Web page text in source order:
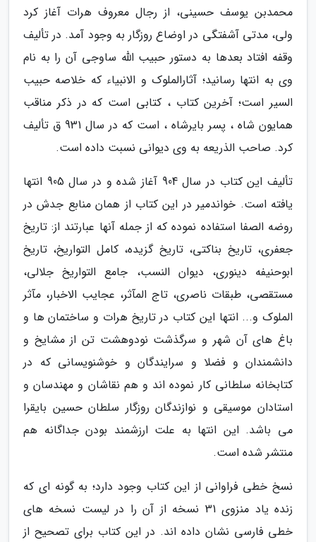
محمدبن یوسف حسینی، از رجال معروف هرات آغاز کرد
ولی، مدتی آشفتگی در اوضاع روزگار به وجود آمد. در تألیف
وقفه افتاد بعدها به دستور حبیب الله ساوجی آن را به نام
وی به انتها رسانید؛ آثارالملوک و الانبیاء که خلاصه حبیب
السیر است؛ آخرین کتاب ، کتابی است که در ذکر مناقب
همایون شاه ، پسر بایرشاه ، است که در سال 931 ق تألیف
کرد. صاحب الذریعه به وی دیوانی نسبت داده است.
تألیف این کتاب در سال 904 آغاز شده و در سال 905 انتها
یافته است. خواندمیر در این کتاب از همان منابع جدش در
روضه الصفا استفاده نموده که از جمله آنها عبارتند از: تاریخ
جعفری، تاریخ بناکتی، تاریخ گزیده، کامل التواریخ، تاریخ
ابوحنیفه دینوری، دیوان النسب، جامع التواریخ جلالی،
مستقصی، طبقات ناصری، تاج المآثر، عجایب الاخبار، مآثر
الملوک و... انتها این کتاب در تاریخ هرات و ساختمان ها و
باغ های آن شهر و سرگذشت نودوهشت تن از مشایخ و
دانشمندان و فضلا و سرایندگان و خوشنویسانی که در
کتابخانه سلطانی کار نموده اند و هم نقاشان و مهندسان و
استادان موسیقی و نوازندگان روزگار سلطان حسین بایقرا
می باشد. این انتها به علت ارزشمند بودن جداگانه هم
منتشر شده است.
نسخ خطی فراوانی از این کتاب وجود دارد؛ به گونه ای که
زنده یاد منزوی 31 نسخه از آن را در لیست نسخه های
خطی فارسی نشان داده اند. در این کتاب برای تصحیح از